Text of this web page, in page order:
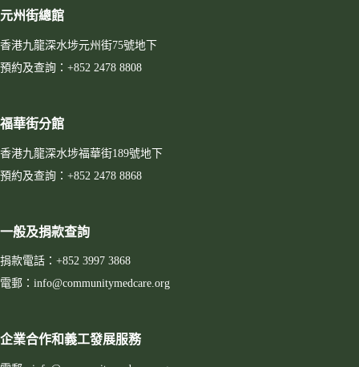
元州街總館
香港九龍深水埗元州街75號地下
預約及查詢：+852 2478 8808
福華街分館
香港九龍深水埗福華街189號地下
預約及查詢：+852 2478 8868
一般及捐款查詢
捐款電話：+852 3997 3868
電郵：info@communitymedcare.org
企業合作和義工發展服務